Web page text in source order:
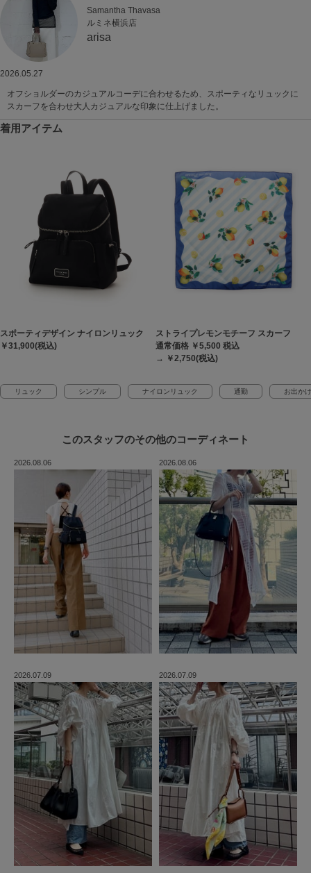
Samantha Thavasa
ルミネ横浜店
arisa
2026.05.27
オフショルダーのカジュアルコーデに合わせるため、スポーティなリュックに
スカーフを合わせ大人カジュアルな印象に仕上げました。
着用アイテム
スポーティデザイン ナイロンリュック
￥31,900(税込)
ストライプレモンモチーフ スカーフ
通常価格 ￥5,500 税込
→ ￥2,750(税込)
リュック シンプル ナイロンリュック 通勤 お出かけ
このスタッフのその他のコーディネート
2026.08.06 2026.08.06
2026.07.09 2026.07.09